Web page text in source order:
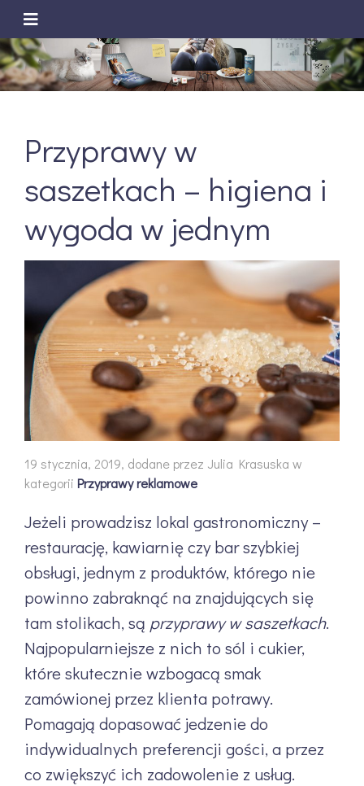
Przyprawy w
saszetkach – higiena i
wygoda w jednym
19 stycznia, 2019, dodane przez Julia Krasuska w
kategorii Przyprawy reklamowe
Jeżeli prowadzisz lokal gastronomiczny –
restaurację, kawiarnię czy bar szybkiej
obsługi, jednym z produktów, którego nie
powinno zabraknąć na znajdujących się
tam stolikach, są przyprawy w saszetkach.
Najpopularniejsze z nich to sól i cukier,
które skutecznie wzbogacą smak
zamówionej przez klienta potrawy.
Pomagają dopasować jedzenie do
indywidualnych preferencji gości, a przez
co zwiększyć ich zadowolenie z usług.